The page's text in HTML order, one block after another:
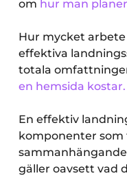
om hur man
Hur mycket
effektiva
totala
en hemsida kostar.
En effektiv
komponenter som
gäller oavsett vad